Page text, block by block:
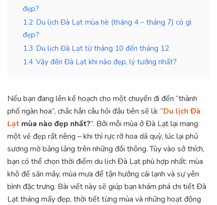
đẹp?
1.2 Du lịch Đà Lạt mùa hè (tháng 4 – tháng 7) có gì
đẹp?
1.3 Du lịch Đà Lạt từ tháng 10 đến tháng 12
1.4 Vậy đến Đà Lạt khi nào đẹp, lý tưởng nhất?
Nếu bạn đang lên kế hoạch cho một chuyến đi đến “thành
phố ngàn hoa”, chắc hẳn câu hỏi đầu tiên sẽ là: “Du lịch Đà
Lạt mùa nào đẹp nhất?”. Bởi mỗi mùa ở Đà Lạt lại mang
một vẻ đẹp rất riêng – khi thì rực rỡ hoa dã quỳ, lúc lại phủ
sương mờ bảng lảng trên những đồi thông. Tùy vào sở thích,
bạn có thể chọn thời điểm du lịch Đà Lạt phù hợp nhất: mùa
khô để săn mây, mùa mưa để tận hưởng cái lạnh và sự yên
bình đặc trưng. Bài viết này sẽ giúp bạn khám phá chi tiết Đà
Lạt tháng mấy đẹp, thời tiết từng mùa và những hoạt động